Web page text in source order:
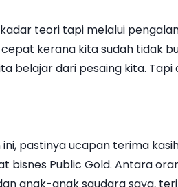
teori tapi melalui
kerana kita sudah tidak
belajar dari pesaing kita.
pastinya ucapan terima
bisnes Public Gold. Antara